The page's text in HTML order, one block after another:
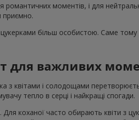
моментів, і для
приємно.
більш особистою. Саме
для важливих
квітами і солодощами
тепло в серці і найкращі спогади.
коханої часто обирають квіти з